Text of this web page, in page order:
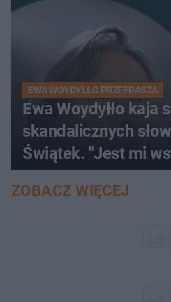
EWA WOYDYŁŁO PRZEPRASZA
Ewa Woydyłło kaja
skandalicznych
Świątek. "Jest mi
ZOBACZ WIĘCEJ